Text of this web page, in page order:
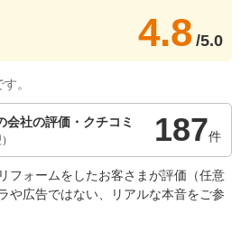
4.8 /5.0
。
会社の評価・クチコミ 187件
フォームをしたお客さまが評価（任意
や広告ではない、リアルな本音をご参